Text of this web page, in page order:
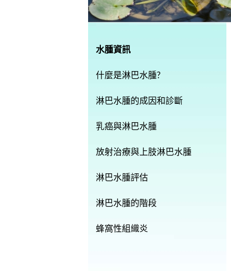
水腫資訊
什麼是淋巴水腫?
淋巴水腫的成因和診斷
乳癌與淋巴水腫
放射治療與上肢淋巴水腫
淋巴水腫評估
淋巴水腫的階段
蜂窩性組織炎